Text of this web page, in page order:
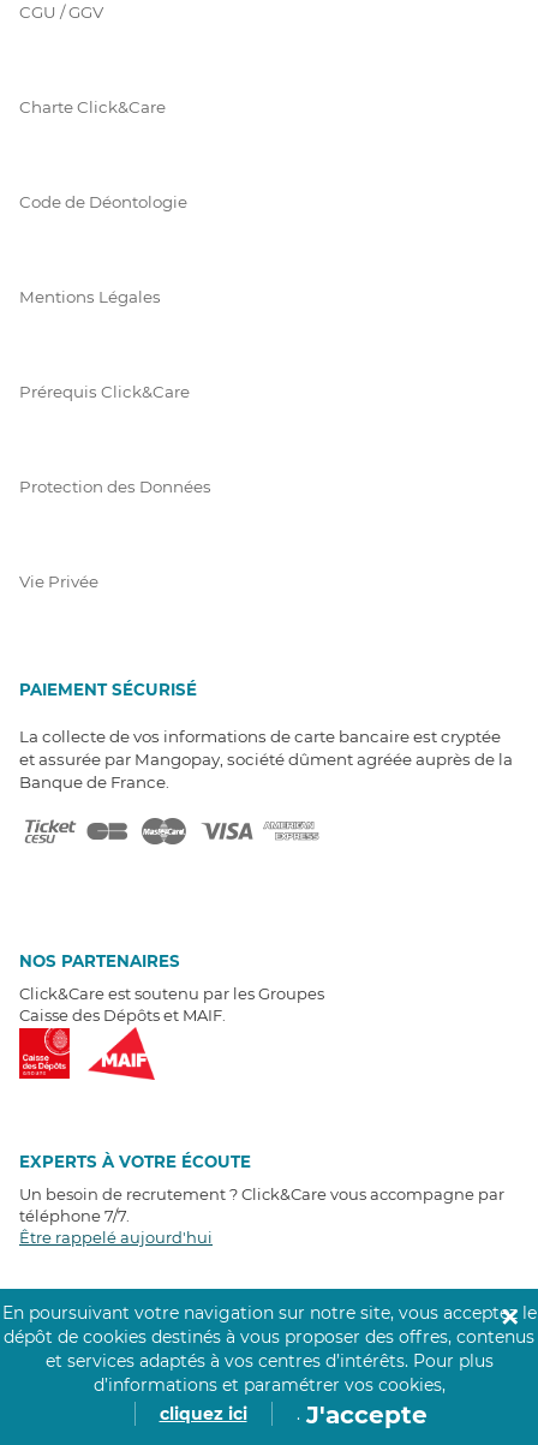
CGU / GGV
Charte Click&Care
Code de Déontologie
Mentions Légales
Prérequis Click&Care
Protection des Données
Vie Privée
PAIEMENT SÉCURISÉ
La collecte de vos informations de carte bancaire est cryptée
et assurée par Mangopay, société dûment agréée auprès de la
Banque de France.
NOS PARTENAIRES
Click&Care est soutenu par les Groupes
Caisse des Dépôts et MAIF.
EXPERTS À VOTRE ÉCOUTE
Un besoin de recrutement ? Click&Care vous accompagne par
téléphone 7/7
Être rappelé aujourd'hui
MOIGNAGES CLIENTS
4,6/5
Avis clients récoltés sur
Google
En poursuivant votre navigation sur notre site, vous acceptez le
dépôt de cookies destinés à vous proposer des offres, contenus
et services adaptés à vos centres d’intérêts. Pour plus
d’informations et paramétrer vos cookies,
cliquez ici
. J'accepte
✕